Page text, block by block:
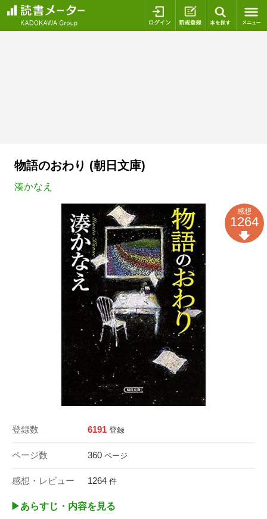
ログイン 新規登録
物語のおわり (朝日文庫)
湊かなえ
登録数 6191 登録
ページ数 360 ページ
感想・レビュー 1264 件
感想
1264
▶︎あらすじ・内容を見る